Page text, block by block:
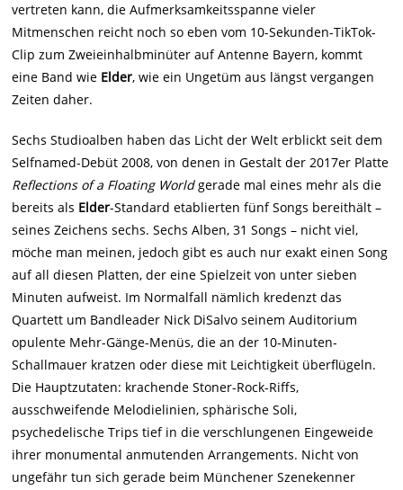
vertreten kann, die Aufmerksamkeitsspanne vieler
Mitmenschen reicht noch so eben vom 10-Sekunden-TikTok-
Clip zum Zweieinhalbminüter auf Antenne Bayern, kommt
eine Band wie Elder, wie ein Ungetüm aus längst vergangen
Zeiten daher.
Sechs Studioalben haben das Licht der Welt erblickt seit dem
Selfnamed-Debüt 2008, von denen in Gestalt der 2017er Platte
Reflections of a Floating Worldgerade mal eines mehr als die
bereits als Elder-Standard etablierten fünf Songs bereithält –
seines Zeichens sechs. Sechs Alben, 31 Songs – nicht viel,
möche man meinen, jedoch gibt es auch nur exakt einen Song
auf all diesen Platten, der eine Spielzeit von unter sieben
Minuten aufweist. Im Normalfall nämlich kredenzt das
Quartett um Bandleader Nick DiSalvo seinem Auditorium
opulente Mehr-Gänge-Menüs, die an der 10-Minuten-
Schallmauer kratzen oder diese mit Leichtigkeit überflügeln.
Die Hauptzutaten: krachende Stoner-Rock-Riffs,
ausschweifende Melodielinien, sphärische Soli,
psychedelische Trips tief in die verschlungenen Eingeweide
ihrer monumental anmutenden Arrangements. Nicht von
ungefähr tun sich gerade beim Münchener Szenekenner